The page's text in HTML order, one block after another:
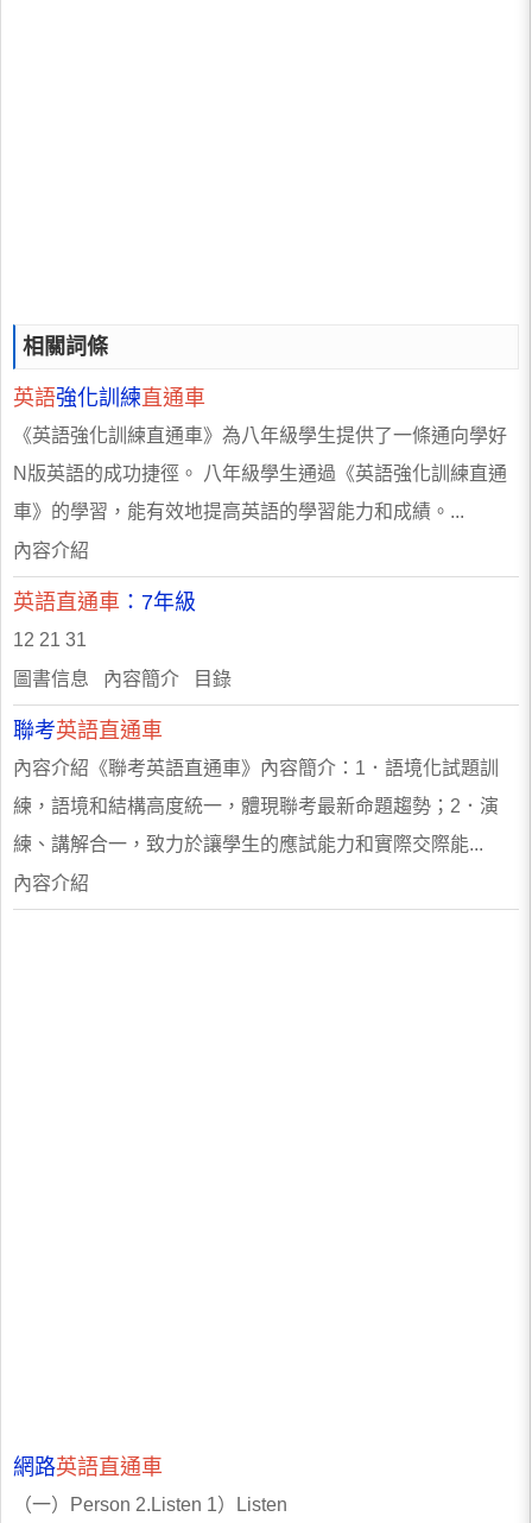
相關詞條
英語強化訓練直通車
《英語強化訓練直通車》為八年級學生提供了一條通向學好
N版英語的成功捷徑。 八年級學生通過《英語強化訓練直通
車》的學習，能有效地提高英語的學習能力和成績。...
內容介紹
英語直通車 ：7年級
12 21 31
圖書信息 內容簡介 目錄
聯考英語直通車
內容介紹《聯考英語直通車》內容簡介：1．語境化試題訓
練，語境和結構高度統一，體現聯考最新命題趨勢；2．演
練、講解合一，致力於讓學生的應試能力和實際交際能...
內容介紹
網路英語直通車
（一）Person 2.Listen 1）Listen